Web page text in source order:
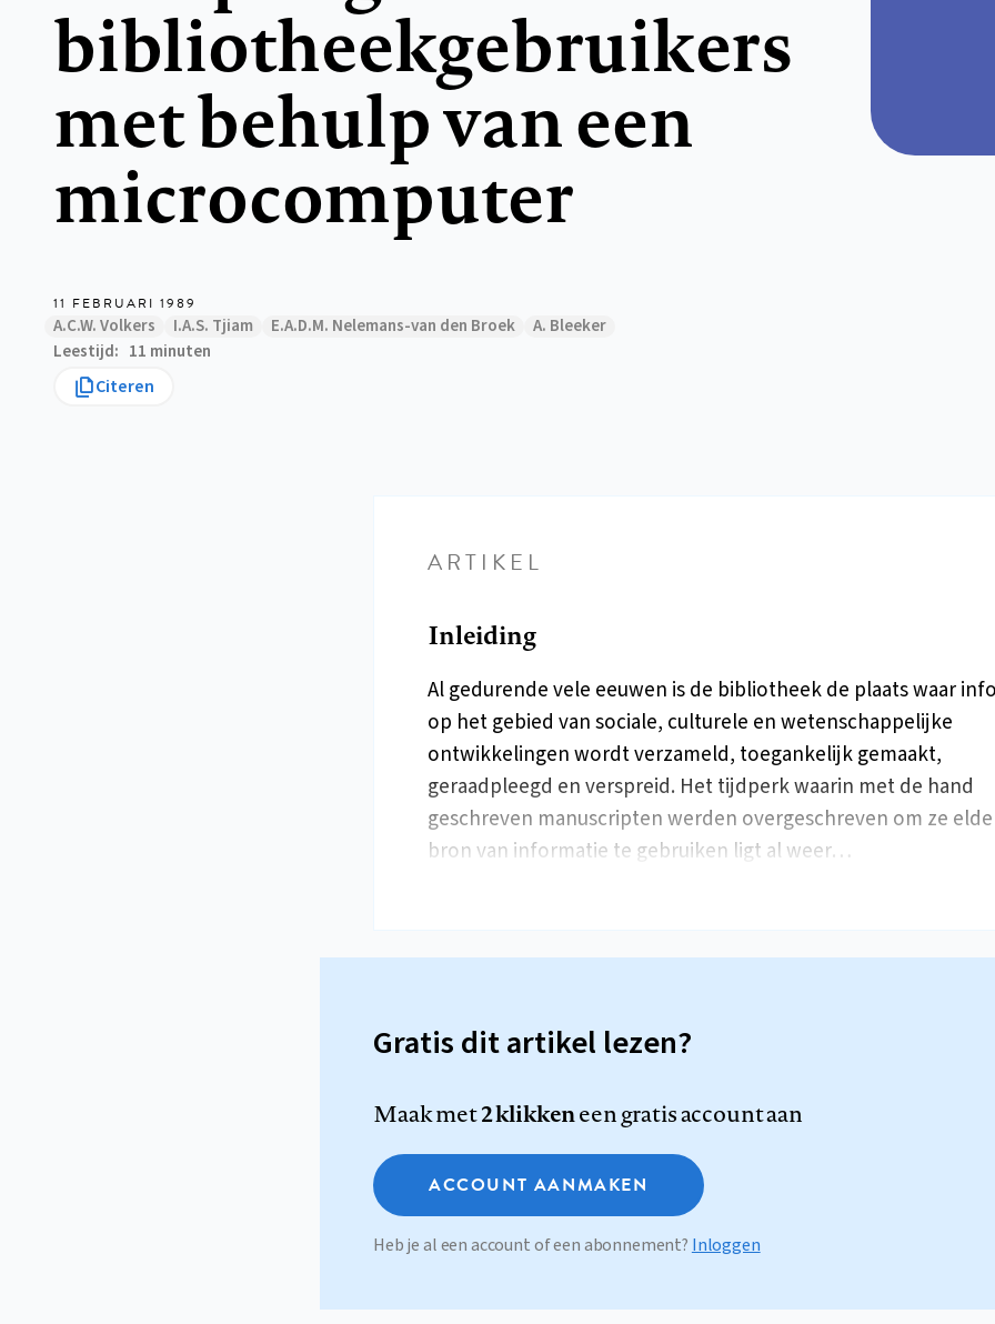
bibliotheekgebruikers
met behulp van een
microcomputer
11 FEBRUARI 1989
A.C.W. Volkers I.A.S. Tjiam E.A.D.M. Nelemans-van den Broek
A. Bleeker
Leestijd
11 minuten
Citeren
ARTIKEL
Inleiding
Al gedurende vele eeuwen is de bibliotheek de plaats waar
op het gebied van sociale, culturele en wetenschappelijke
ontwikkelingen wordt verzameld, toegankelijk gemaakt,
geraadpleegd en verspreid. Het tijdperk waarin met de hand
geschreven manuscripten werden overgeschreven om ze
bron van informatie te gebruiken ligt al weer…
Gratis dit artikel lezen?
Maak met2 klikkeneen gratis account aan
ACCOUNT AANMAKEN
Heb je al een account of een abonnement? Inloggen